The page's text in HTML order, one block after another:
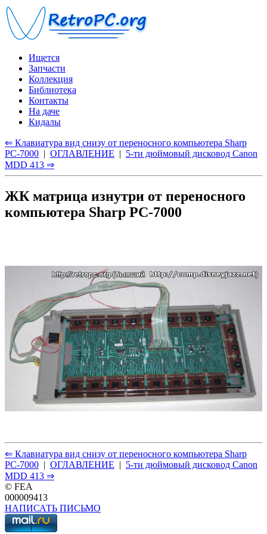
Ищется
Запчасти
Коллекция
Библиотека
Контакты
На даче
Кидалы
⇐ Клавиатура вид снизу от переносного компьютера Sharp
PC-7000 | ОГЛАВЛЕНИЕ | 5-ти дюймовый дисковод Canon
MDD 413 ⇒
ЖК матрица изнутри от переносного
компьютера Sharp PC-7000
⇐ Клавиатура вид снизу от переносного компьютера Sharp
PC-7000 | ОГЛАВЛЕНИЕ | 5-ти дюймовый дисковод Canon
MDD 413 ⇒
© FEA
000009413
НАПИСАТЬ ПИСЬМО